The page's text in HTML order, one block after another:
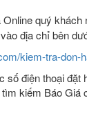
quý khách
địa chỉ bên
kiem-tra-don-
số điện thoại đặt
kiếm Báo Giá